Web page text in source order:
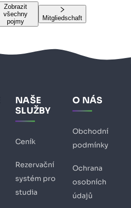
Zobrazit
všechny
pojmy
Mitgliedschaft
NAŠE
SLUŽBY
Ceník
Rezervační
systém pro
studia
O NÁS
Obchodní
podmínky
Ochrana
osobních
údajů